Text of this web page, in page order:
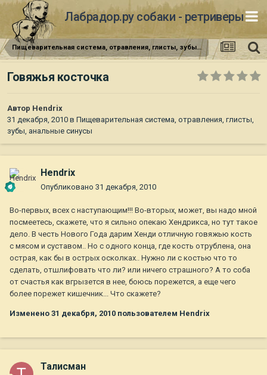
Лабрадор.ру собаки - ретриверы
Пищеварительная система, отравления, глисты, зубы, анальные синусы
Говяжья косточка
Автор Hendrix
31 декабря, 2010 в Пищеварительная система, отравления, глисты,
зубы, анальные синусы
Hendrix
Опубликовано 31 декабря, 2010
Во-первых, всех с наступающим!!! Во-вторых, может, вы надо мной
посмеетесь, скажете, что я сильно опекаю Хендрикса, но тут такое
дело. В честь Нового Года дарим Хенди отличную говяжью кость
с мясом и суставом.. Но с одного конца, где кость отрублена, она
острая, как бы в острых осколках.. Нужно ли с костью что то
сделать, отшлифовать что ли? или ничего страшного? А то соба
от счастья как вгрызется в нее, боюсь порежется, а еще чего
более порежет кишечник... Что скажете?
Изменено 31 декабря, 2010 пользователем Hendrix
Талисман